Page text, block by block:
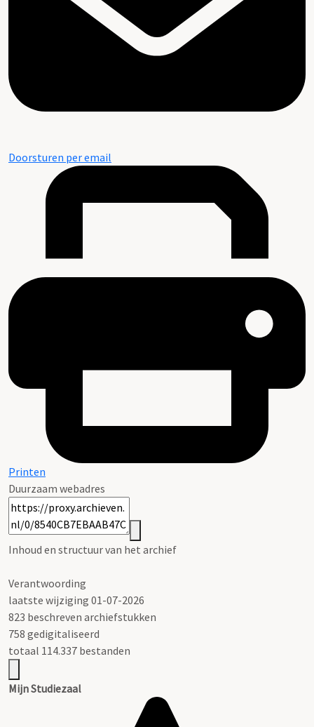
Doorsturen per email
Printen
Duurzaam webadres
Inhoud en structuur van het archief
Verantwoording
laatste wijziging 01-07-2026
823 beschreven archiefstukken
758 gedigitaliseerd
totaal 114.337 bestanden
Mijn Studiezaal